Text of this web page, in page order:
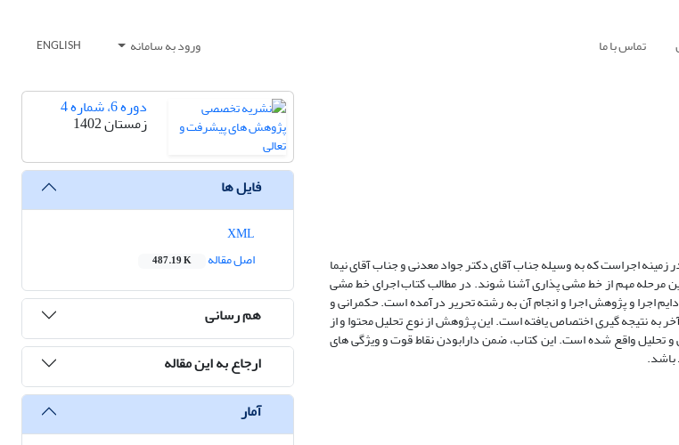
تماس با ما ورود به سامانه ENGLISH
اجراست که به وسیله جناب آقای دکتر جواد معدنی و جناب آقای نیما
مرحله مهم از خط مشی پذاری آشنا شوند. در مطالب کتاب اجرای خط مشی
اجرا و پژوهش اجرا و انجام آن به رشته تحریر درآمده است. حکمرانی و
به نتیجه گیری اختصاص یافته است. این پـژوهش از نوع تحلیل محتوا و از
و تحلیل واقع شده است. این کتاب، ضمن دارابودن نقاط قوت و ویژگی های
باشد.
دوره 6، شماره 4
زمستان 1402
فایل ها
اصل مقاله
487.19 K
هم رسانی
ارجاع به این مقاله
آمار